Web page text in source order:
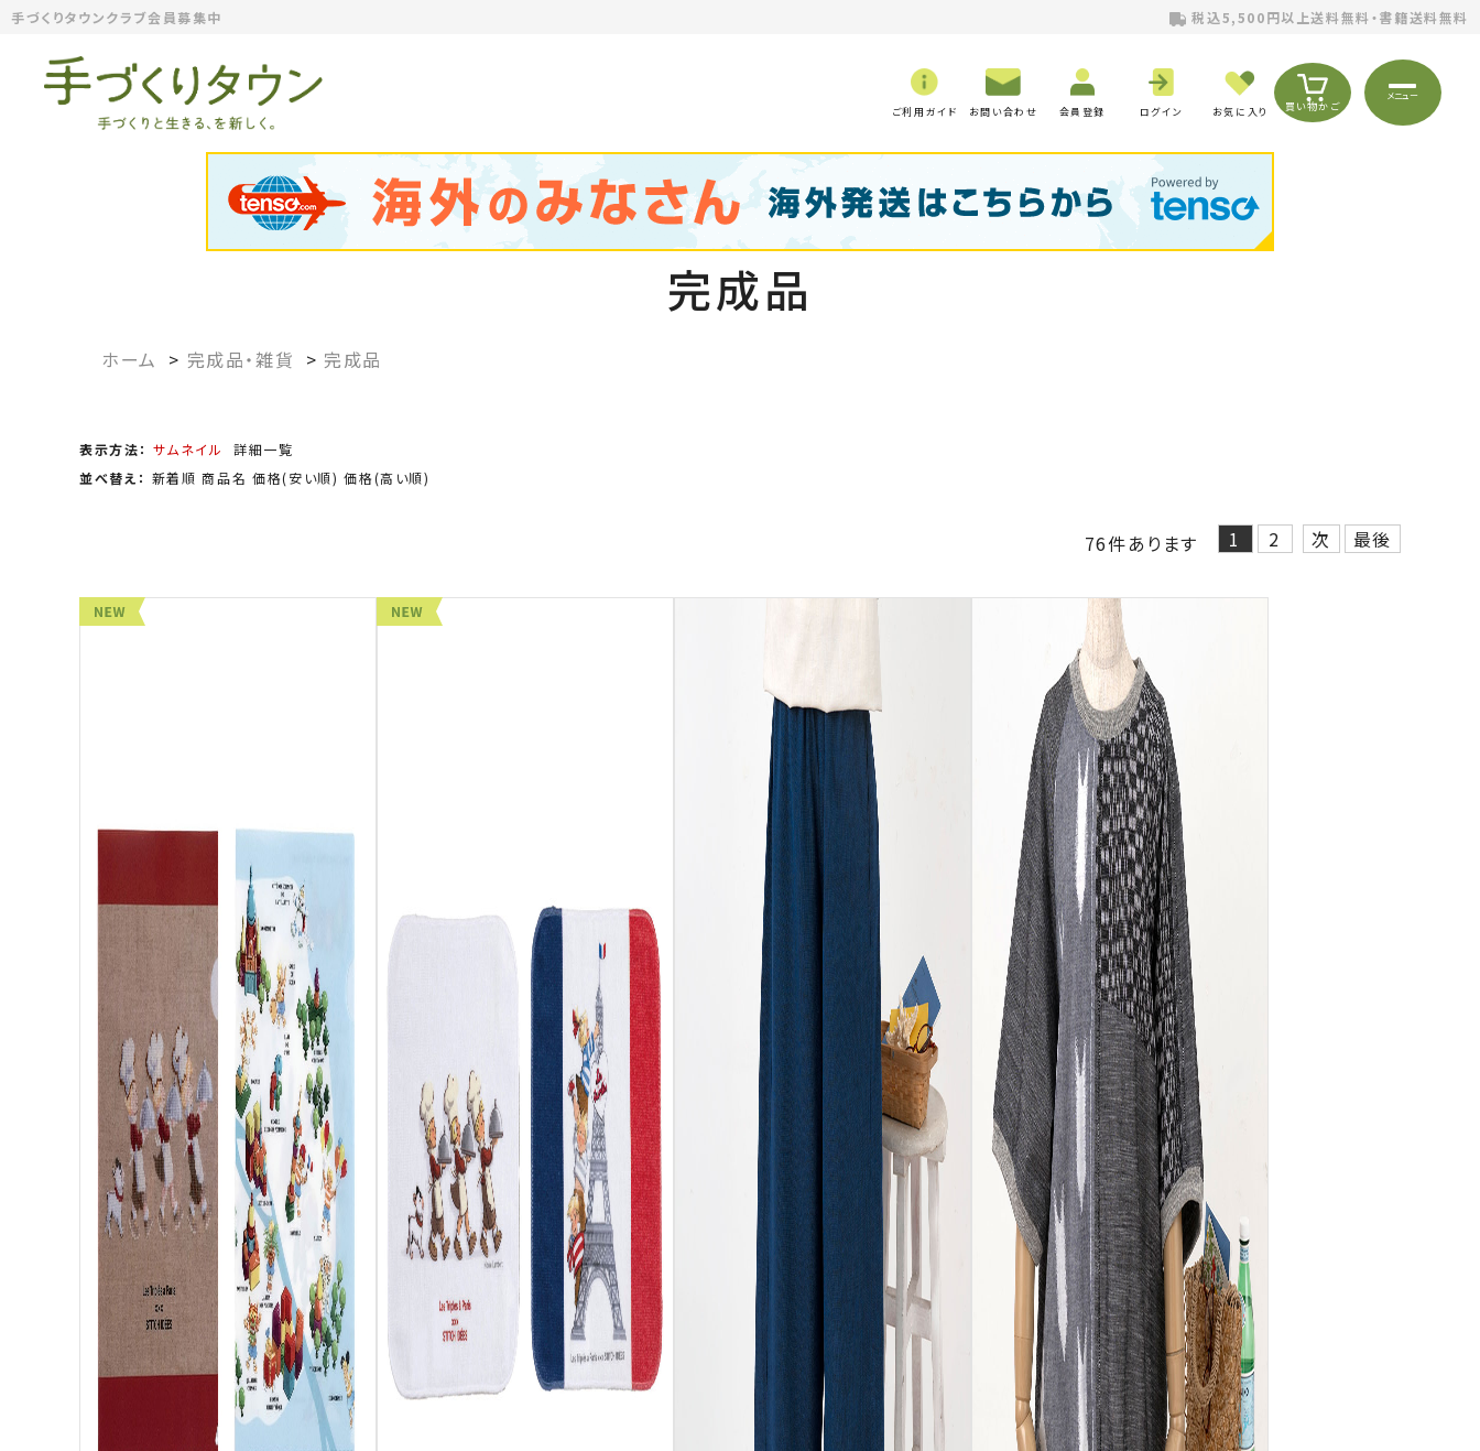
手づくりタウンクラブ会員募集中 税込5,500円以上送料無料・書籍送料無料
ご利用ガイド お問い合わせ 会員登録 ログイン お気に入り 買い物かご
メニュー
完成品
ホーム > 完成品・雑貨 > 完成品
表示方法： サムネイル
詳細一覧
並べ替え： 新着順 商品名 価格(安い順) 価格(高い順)
76件あります 1 2 次 最後